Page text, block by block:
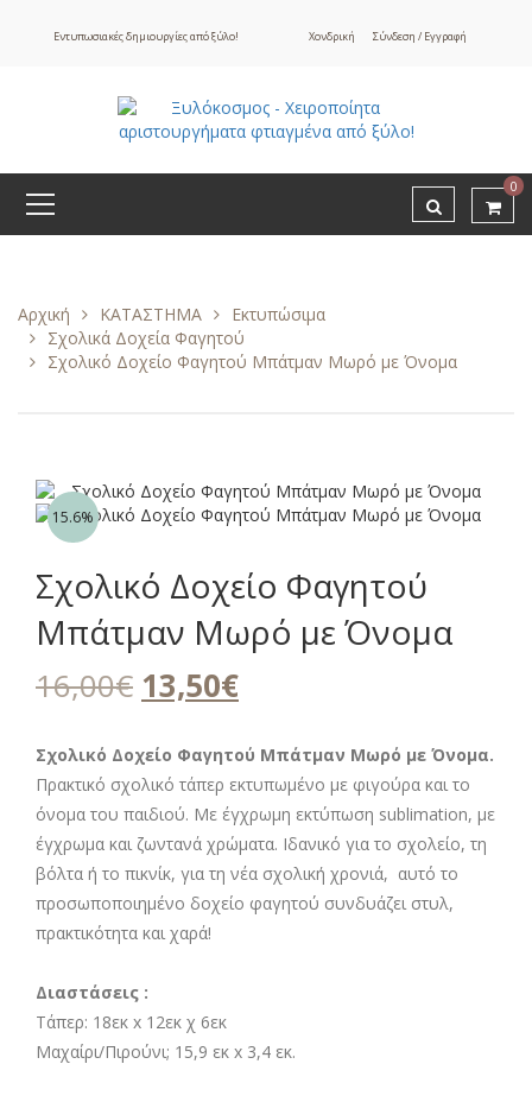
Εντυπωσιακές δημιουργίες από ξύλο! Χονδρική Σύνδεση / Εγγραφή
0
Αρχική ΚΑΤΑΣΤΗΜΑ
Εκτυπώσιμα
Σχολικά Δοχεία Φαγητού
Σχολικό Δοχείο Φαγητού Μπάτμαν Μωρό με Όνομα
15.6%
Σχολικό Δοχείο Φαγητού
Μπάτμαν Μωρό με Όνομα
16,00€ Original
was:
16,00€.
13,50€Η
τιμή
είναι:
13,50€.
Σχολικό Δοχείο Φαγητού Μπάτμαν Μωρό με Όνομα.
Πρακτικό σχολικό τάπερ εκτυπωμένο με φιγούρα και το
όνομα του παιδιού. Με έγχρωμη εκτύπωση sublimation, με
έγχρωμα και ζωντανά χρώματα. Ιδανικό για το σχολείο, τη
βόλτα ή το πικνίκ, για τη νέα σχολική χρονιά, αυτό το
προσωποποιημένο δοχείο φαγητού συνδυάζει στυλ,
πρακτικότητα και χαρά!
Διαστάσεις :
Τάπερ: 18εκ x 12εκ χ 6εκ
Μαχαίρι/Πιρούνι; 15,9 εκ x 3,4 εκ.